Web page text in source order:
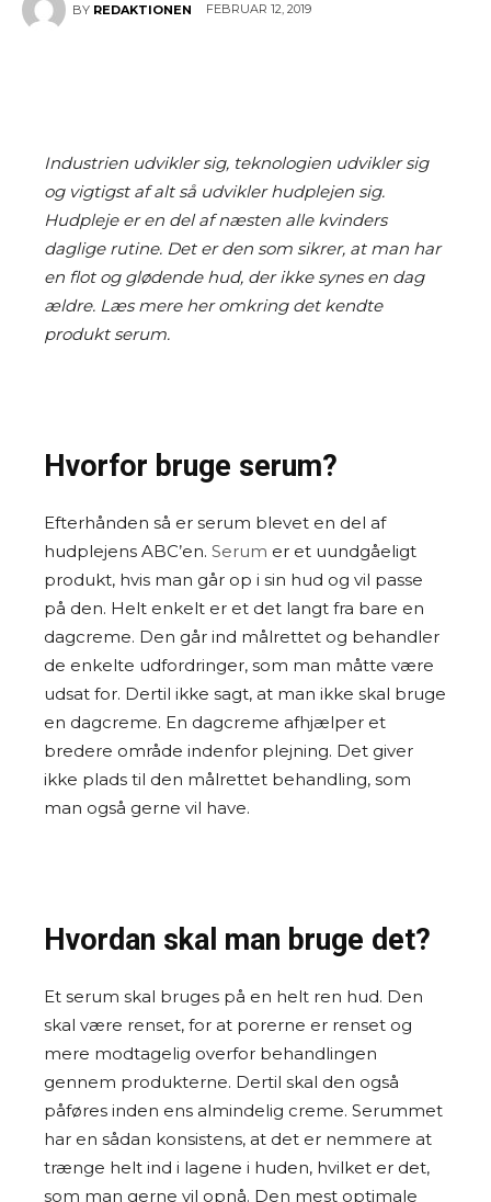
BY REDAKTIONEN FEBRUAR 12, 2019
Industrien udvikler sig, teknologien udvikler sig
og vigtigst af alt så udvikler hudplejen sig.
Hudpleje er en del af næsten alle kvinders
daglige rutine. Det er den som sikrer, at man har
en flot og glødende hud, der ikke synes en dag
ældre. Læs mere her omkring det kendte
produkt serum.
Hvorfor bruge serum?
Efterhånden så er serum blevet en del af
hudplejens ABC’en. Serum er et uundgåeligt
produkt, hvis man går op i sin hud og vil passe
på den. Helt enkelt er et det langt fra bare en
dagcreme. Den går ind målrettet og behandler
de enkelte udfordringer, som man måtte være
udsat for. Dertil ikke sagt, at man ikke skal bruge
en dagcreme. En dagcreme afhjælper et
bredere område indenfor plejning. Det giver
ikke plads til den målrettet behandling, som
man også gerne vil have.
Hvordan skal man bruge det?
Et serum skal bruges på en helt ren hud. Den
skal være renset, for at porerne er renset og
mere modtagelig overfor behandlingen
gennem produkterne. Dertil skal den også
påføres inden ens almindelig creme. Serummet
har en sådan konsistens, at det er nemmere at
trænge helt ind i lagene i huden, hvilket er det,
som man gerne vil opnå. Den mest optimale